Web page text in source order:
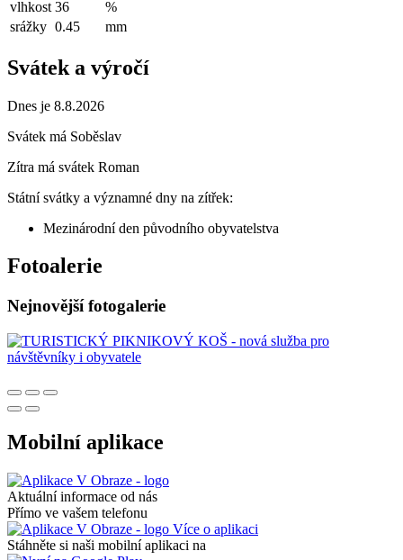
vlhkost 36
%
srážky 0.45 mm
Svátek a výročí
Dnes je 8.8.2026
Svátek má Soběslav
Zítra má svátek Roman
Státní svátky a významné dny na zítřek:
Mezinárodní den původního obyvatelstva
Fotoalerie
Nejnovější fotogalerie
Mobilní aplikace
Aktuální informace od nás
Přímo ve vašem telefonu
Více o aplikaci
Stáhněte si naši mobilní aplikaci na